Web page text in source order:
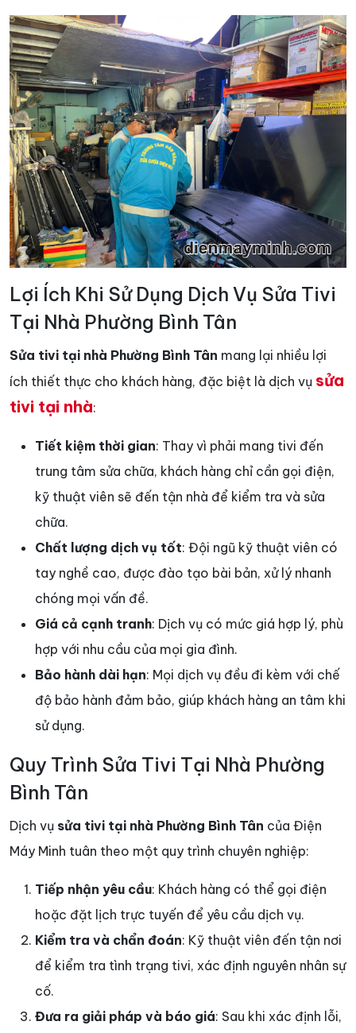
Lợi Ích Khi Sử Dụng Dịch Vụ Sửa Tivi
Tại Nhà Phường Bình Tân
Sửa tivi tại nhà Phường Bình Tân mang lại nhiều lợi
ích thiết thực cho khách hàng, đặc biệt là dịch vụ sửa
tivi tại nhà:
Tiết kiệm thời gian: Thay vì phải mang tivi đến
trung tâm sửa chữa, khách hàng chỉ cần gọi điện,
kỹ thuật viên sẽ đến tận nhà để kiểm tra và sửa
chữa.
Chất lượng dịch vụ tốt: Đội ngũ kỹ thuật viên có
tay nghề cao, được đào tạo bài bản, xử lý nhanh
chóng mọi vấn đề.
Giá cả cạnh tranh: Dịch vụ có mức giá hợp lý, phù
hợp với nhu cầu của mọi gia đình.
Bảo hành dài hạn: Mọi dịch vụ đều đi kèm với chế
độ bảo hành đảm bảo, giúp khách hàng an tâm khi
sử dụng.
Quy Trình Sửa Tivi Tại Nhà Phường
Bình Tân
Dịch vụ sửa tivi tại nhà Phường Bình Tân của Điện
Máy Minh tuân theo một quy trình chuyên nghiệp:
Tiếp nhận yêu cầu: Khách hàng có thể gọi điện
hoặc đặt lịch trực tuyến để yêu cầu dịch vụ.
Kiểm tra và chẩn đoán: Kỹ thuật viên đến tận nơi
để kiểm tra tình trạng tivi, xác định nguyên nhân sự
cố.
Đưa ra giải pháp và báo giá: Sau khi xác định lỗi,